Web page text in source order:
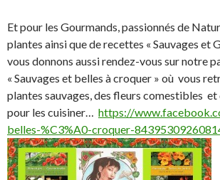
Et pour les Gourmands, passionnés de
plantes ainsi que de recettes « Sauvages et
vous donnons aussi rendez-vous sur notre
« Sauvages et belles à croquer » où vous
plantes sauvages, des fleurs comestibles et
pour les cuisiner… https://
belles-%C3%A0-croquer-